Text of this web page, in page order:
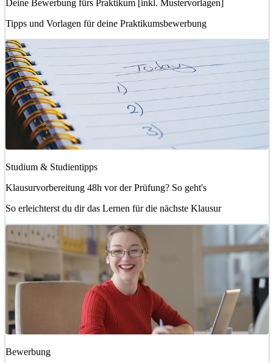
Deine Bewerbung fürs Praktikum [inkl. Mustervorlagen]
Tipps und Vorlagen für deine Praktikumsbewerbung
Studium & Studientipps
Klausurvorbereitung 48h vor der Prüfung? So geht's
So erleichterst du dir das Lernen für die nächste Klausur
Bewerbung